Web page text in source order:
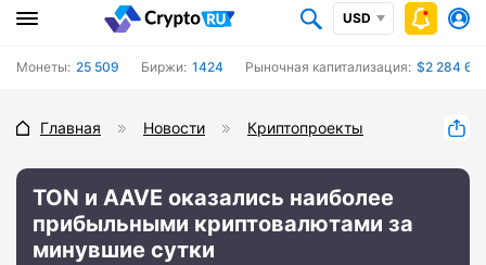
USD
Монеты: 25 509 Биржи: 1424 Рыночная капитализация: $2 284
Главная Новости Криптопроекты
TON и AAVE оказались наиболее
прибыльными криптовалютами за
минувшие сутки